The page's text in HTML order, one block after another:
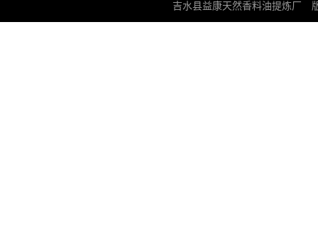
吉水县益康天然香料油提炼厂